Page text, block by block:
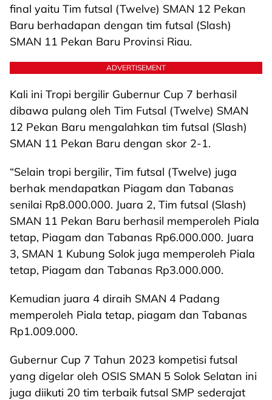
final yaitu Tim futsal (Twelve) SMAN 12 Pekan
Baru berhadapan dengan tim futsal (Slash)
SMAN 11 Pekan Baru Provinsi Riau.
ADVERTISEMENT
Kali ini Tropi bergilir Gubernur Cup 7 berhasil
dibawa pulang oleh Tim Futsal (Twelve) SMAN
12 Pekan Baru mengalahkan tim futsal (Slash)
SMAN 11 Pekan Baru dengan skor 2-1.
“Selain tropi bergilir, Tim futsal (Twelve) juga
berhak mendapatkan Piagam dan Tabanas
senilai Rp8.000.000. Juara 2, Tim futsal (Slash)
SMAN 11 Pekan Baru berhasil memperoleh Piala
tetap, Piagam dan Tabanas Rp6.000.000. Juara
3, SMAN 1 Kubung Solok juga memperoleh Piala
tetap, Piagam dan Tabanas Rp3.000.000.
Kemudian juara 4 diraih SMAN 4 Padang
memperoleh Piala tetap, piagam dan Tabanas
Rp1.009.000.
Gubernur Cup 7 Tahun 2023 kompetisi futsal
yang digelar oleh OSIS SMAN 5 Solok Selatan ini
juga diikuti 20 tim terbaik futsal SMP sederajat